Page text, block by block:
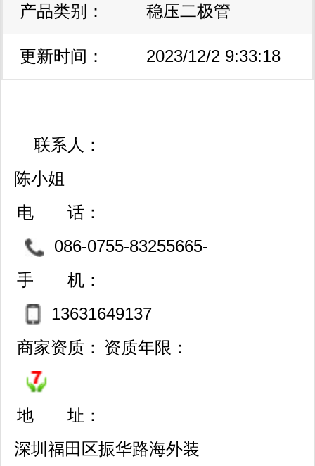
区
产品类别： 稳压二极管
更新时间： 2023/12/2 9:33:18
联系人：
陈小姐
电 话：
086-0755-83255665-
804
手 机：
13631649137
商家资质： 资质年限：
地 址：
深圳福田区振华路海外装